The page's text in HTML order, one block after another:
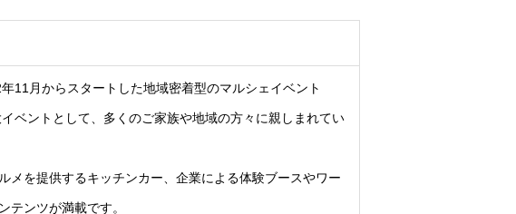
11月からスタートした地域密着型のマルシェイベント
ベントとして、多くのご家族や地域の方々に親しまれてい
メを提供するキッチンカー、企業による体験ブースやワー
テンツが満載です。